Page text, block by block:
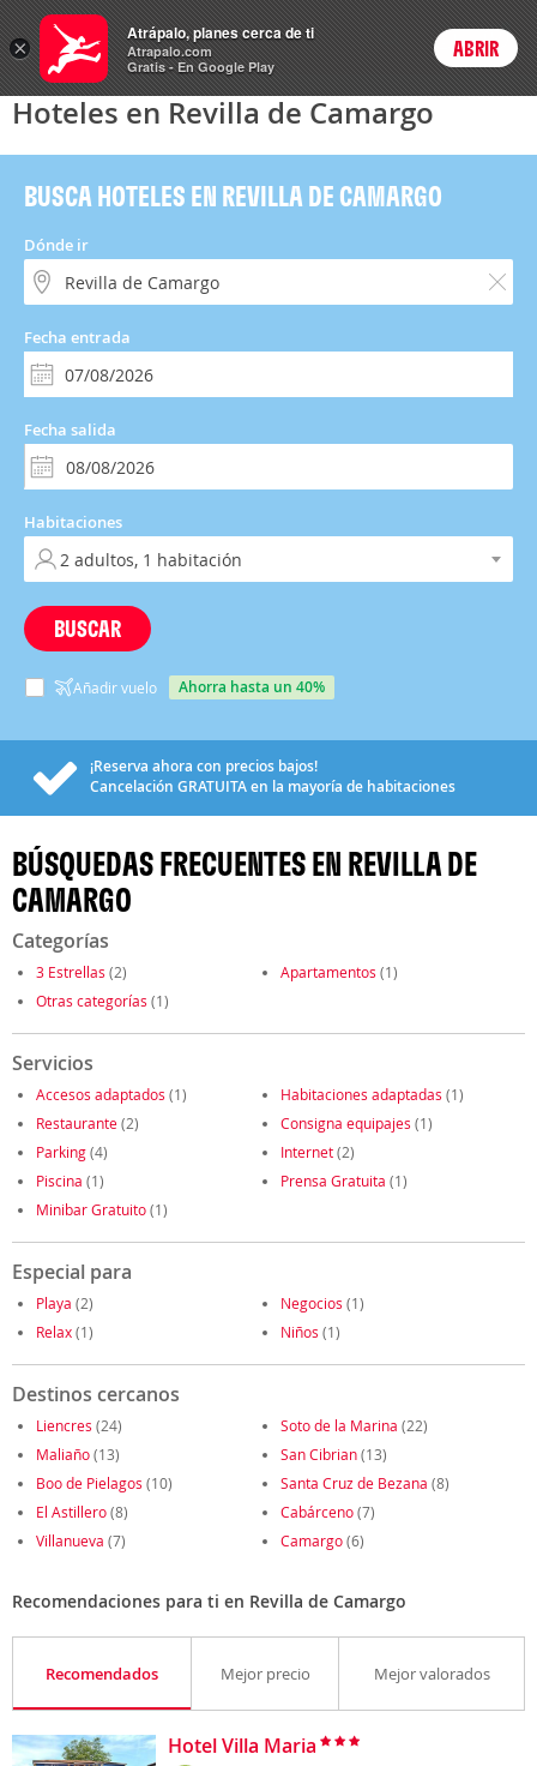
Hoteles Login
Hoteles en Revilla de Camargo
BUSCA HOTELES EN REVILLA DE CAMARGO
Dónde ir
Fecha entrada
Fecha salida
Habitaciones
BUSCAR
Añadir vuelo ahorra hasta un 40%
¡Reserva ahora con precios bajos!
Cancelación GRATUITAen la mayoría de habitaciones
BÚSQUEDAS FRECUENTES EN REVILLA DE
CAMARGO
Categorías
3 Estrellas (2) Apartamentos (1)
Otras categorías (1)
Servicios
Accesos adaptados (1) Habitaciones adaptadas (1)
Restaurante(2) Consigna equipajes (1)
Parking(4) Internet(2)
Piscina (1) Prensa Gratuita (1)
Minibar Gratuito(1)
Especial para
Playa (2) Negocios (1)
Relax(1) Niños (1)
Destinos cercanos
Liencres (24) Soto de la Marina (22)
Maliaño(13) San Cibrian(13)
Boo de Pielagos (10) Santa Cruz de Bezana (8)
El Astillero(8) Cabárceno(7)
Villanueva (7) Camargo(6)
Recomendaciones para ti en Revilla de Camargo
Recomendados Mejor precio Mejor valorados
Hotel Villa Maria
×
Atrápalo, planes cerca de ti
Atrapalo.com
Gratis - En Google Play
ABRIR